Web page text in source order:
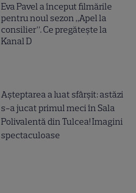
Eva Pavel a început filmările
pentru noul sezon „Apel la
consilier”. Ce pregătește la
Kanal D
Așteptarea a luat sfârșit: astăzi
s-a jucat primul meci în Sala
Polivalentă din Tulcea! Imagini
spectaculoase